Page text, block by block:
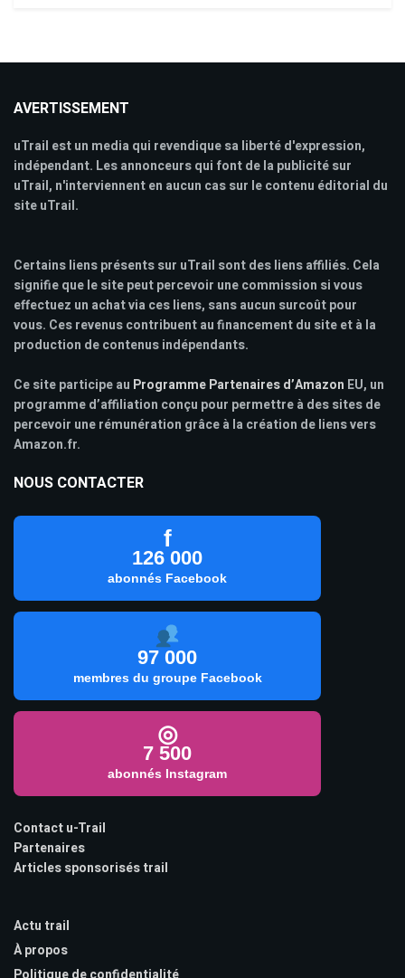
AVERTISSEMENT
uTrail est un media qui revendique sa liberté d'expression,
indépendant. Les annonceurs qui font de la publicité sur
uTrail, n'interviennent en aucun cas sur le contenu éditorial du
site uTrail.
Certains liens présents sur uTrail sont des liens affiliés. Cela
signifie que le site peut percevoir une commission si vous
effectuez un achat via ces liens, sans aucun surcoût pour
vous. Ces revenus contribuent au financement du site et à la
production de contenus indépendants.
Ce site participe au Programme Partenaires d’Amazon EU, un
programme d’affiliation conçu pour permettre à des sites de
percevoir une rémunération grâce à la création de liens vers
Amazon.fr.
NOUS CONTACTER
f
126 000
abonnés Facebook
97 000
membres du groupe Facebook
◎
7 500
abonnés Instagram
Contact u-Trail
Partenaires
Articles sponsorisés trail
Actu trail
À propos